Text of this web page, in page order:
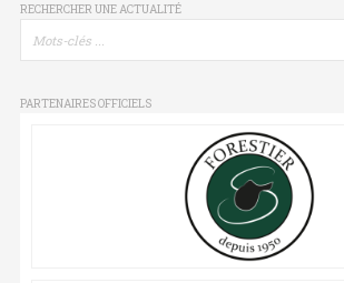
RECHERCHER UNE ACTUALITÉ
PARTENAIRES OFFICIELS